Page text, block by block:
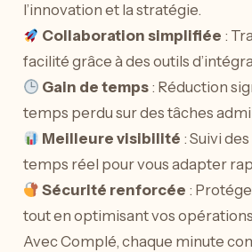
l’innovation et la stratégie.
Collaboration simplifiée :
facilité grâce à des outils
Gain de temps : Réduction
temps perdu sur des tâches
Meilleure visibilité : Suivi
temps réel pour vous adapter
Sécurité renforcée :
tout en optimisant vos
Avec Complé, chaque minute